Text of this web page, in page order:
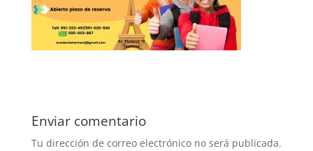
Enviar comentario
Tu dirección de correo electrónico no será publicada.